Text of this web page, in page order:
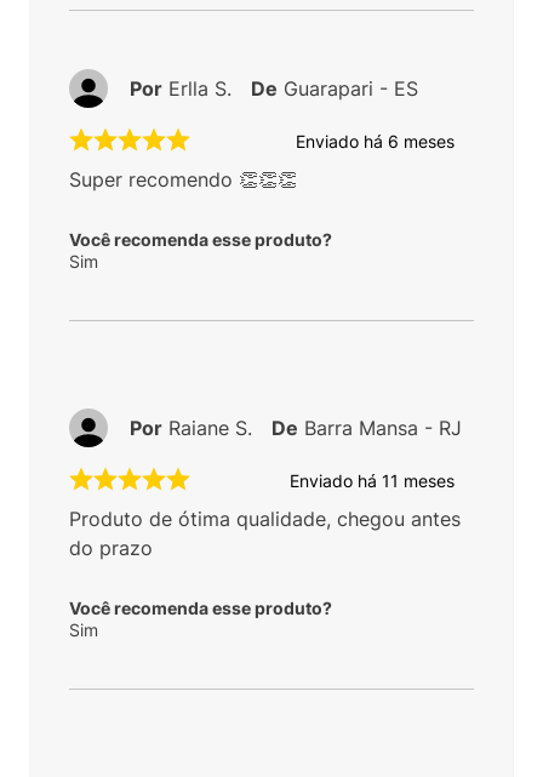
Enviado há 6 meses
Super recomendo 👏👏👏
Você recomenda esse produto?
Sim
Por Erlla S. De Guarapari - ES
Enviado há 11 meses
Produto de ótima qualidade, chegou antes
do prazo
Você recomenda esse produto?
Sim
Por Raiane S. De Barra Mansa - RJ